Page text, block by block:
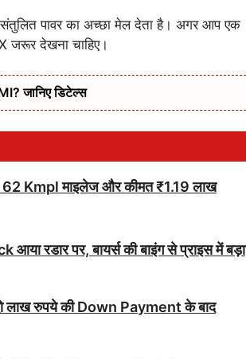
पावर का अच्छा मेल देता है। अगर आप एक
जरूर देखना चाहिए।
जानिए डिटेल्स
Kmpl माइलेज और कीमत ₹1.19 लाख
रडार पर, बायर्स की बाइंग से प्राइस में बड़ा
लाख रुपये की Down Payment के बाद